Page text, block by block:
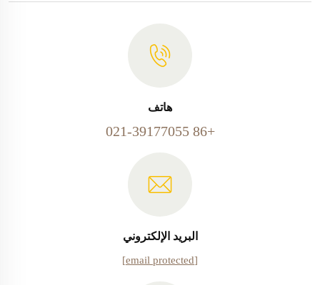
هاتف
+86 021-39177055
البريد الإلكتروني
[email protected]